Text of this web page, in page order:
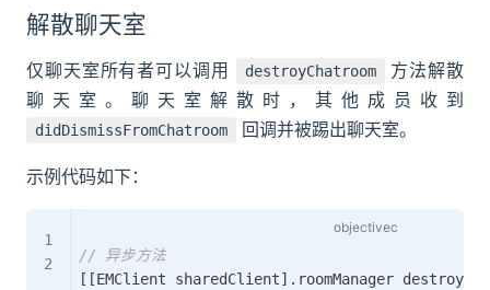
解散聊天室
仅聊天室所有者可以调用 destroyChatroom
方法解散
聊天室。聊天室解散时，其他成员收到
didDismissFromChatroom 回调并被踢出聊天室。
示例代码如下：
// 异步方法
[ [EMClient sharedClient] . roomManager